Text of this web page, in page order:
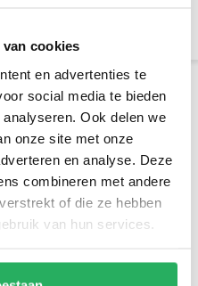
cookies
en advertenties te
social media te bieden
Ook delen we
onze site met onze
en analyse. Deze
combineren met andere
of die ze hebben
van hun services.
RAM Mount Twist Lock